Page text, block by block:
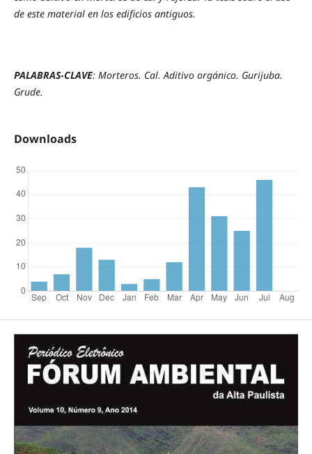
de este material en los edificios antiguos.
PALABRAS-CLAVE: Morteros. Cal. Aditivo orgánico. Gurijuba.
Grude.
Downloads